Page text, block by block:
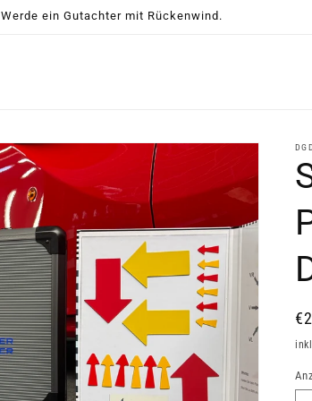
Werde ein Gutachter mit Rückenwind.